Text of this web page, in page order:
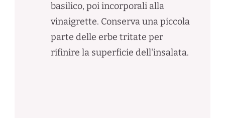
basilico, poi incorporali alla
vinaigrette. Conserva una piccola
parte delle erbe tritate per
rifinire la superficie dell'insalata.